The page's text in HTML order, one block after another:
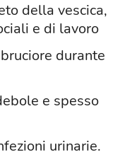
della vescica,
e di lavoro
durante
e spesso
urinarie.